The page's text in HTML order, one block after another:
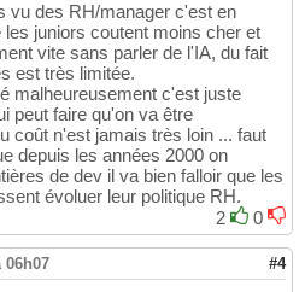
vu des RH/manager c'est en
juniors coutent moins cher et
vite sans parler de l'IA, du fait
est très limitée.
malheureusement c'est juste
peut faire qu'on va être
coût n'est jamais très loin ... faut
depuis les années 2000 on
de dev il va bien falloir que les
évoluer leur politique RH.
2
0
06h07 #4